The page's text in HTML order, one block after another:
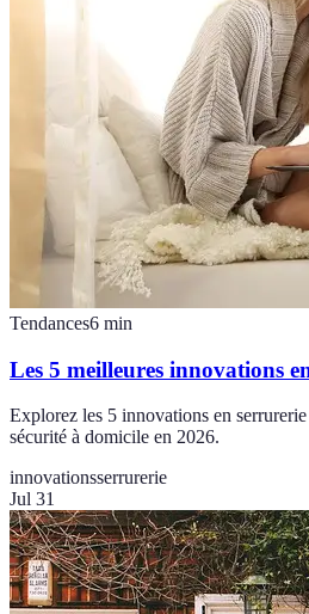
Tendances6 min
Les 5 meilleures innovations
Explorez les 5 innovations en
sécurité à domicile en 2026.
innovationsserrurerie
Jul 31